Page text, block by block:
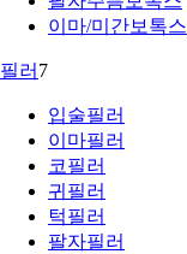
이마/미간보톡스
필러 7
입술필러
이마필러
코필러
귀필러
턱필러
팔자필러